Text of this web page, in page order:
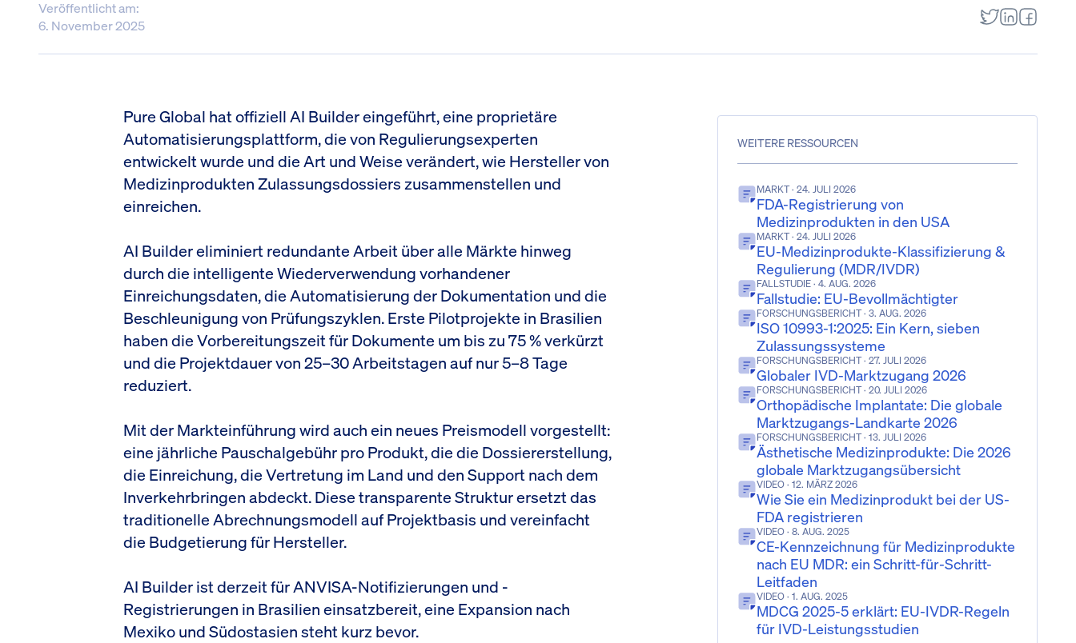
Veröffentlicht am:
6. November 2025
Pure Global hat offiziell AI Builder eingeführt, eine proprietäre
Automatisierungsplattform, die von Regulierungsexperten
entwickelt wurde und die Art und Weise verändert, wie Hersteller von
Medizinprodukten Zulassungsdossiers zusammenstellen und
einreichen.
AI Builder eliminiert redundante Arbeit über alle Märkte hinweg
durch die intelligente Wiederverwendung vorhandener
Einreichungsdaten, die Automatisierung der Dokumentation und die
Beschleunigung von Prüfungszyklen. Erste Pilotprojekte in Brasilien
haben die Vorbereitungszeit für Dokumente um bis zu 75 % verkürzt
und die Projektdauer von 25–30 Arbeitstagen auf nur 5–8 Tage
reduziert.
Mit der Markteinführung wird auch ein neues Preismodell vorgestellt:
eine jährliche Pauschalgebühr pro Produkt, die die Dossiererstellung,
die Einreichung, die Vertretung im Land und den Support nach dem
Inverkehrbringen abdeckt. Diese transparente Struktur ersetzt das
traditionelle Abrechnungsmodell auf Projektbasis und vereinfacht
die Budgetierung für Hersteller.
AI Builder ist derzeit für ANVISA-Notifizierungen und -
Registrierungen in Brasilien einsatzbereit, eine Expansion nach
Mexiko und Südostasien steht kurz bevor.
WEITERE RESSOURCEN
MARKT· 24. JULI 2026
FDA-Registrierung von
Medizinprodukten in den USA
MARKT· 24. JULI 2026
EU-Medizinprodukte-Klassifizierung &
Regulierung (MDR/IVDR)
FALLSTUDIE · 4. AUG. 2026
Fallstudie: EU-Bevollmächtigter
FORSCHUNGSBERICHT· 3. AUG. 2026
ISO 10993-1:2025: Ein Kern, sieben
Zulassungssysteme
FORSCHUNGSBERICHT· 27. JULI 2026
Globaler IVD-Marktzugang 2026
FORSCHUNGSBERICHT· 20. JULI 2026
Orthopädische Implantate: Die globale
Marktzugangs-Landkarte 2026
FORSCHUNGSBERICHT· 13. JULI 2026
Ästhetische Medizinprodukte: Die 2026
globale Marktzugangsübersicht
VIDEO · 12. MÄRZ 2026
Wie Sie ein Medizinprodukt bei der US-
FDA registrieren
VIDEO · 8. AUG. 2025
CE-Kennzeichnung für Medizinprodukte
nach EU MDR: ein Schritt-für-Schritt-
Leitfaden
VIDEO · 1. AUG. 2025
MDCG 2025-5 erklärt: EU-IVDR-Regeln
für IVD-Leistungsstudien